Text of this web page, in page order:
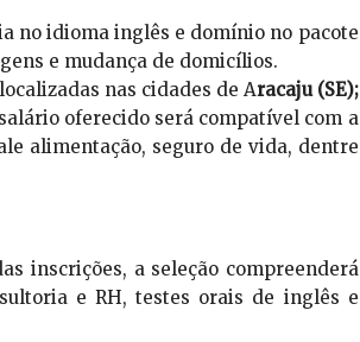
no idioma inglês e domínio no pacote
e mudança de domicílios.
nas cidades de Aracaju (SE);
oferecido será compatível com a
alimentação, seguro de vida, dentre
inscrições, a seleção compreenderá
e RH, testes orais de inglês e